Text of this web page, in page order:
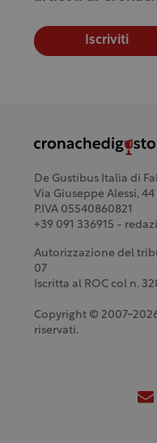
Iscriviti
De Gustibus Italia di
Via Giuseppe Alessi,
P.IVA 05540860821
+39 091 336915 -
Autorizzazione del
07
Iscritta al ROC col n.
Copyright © 2007-
riservati.